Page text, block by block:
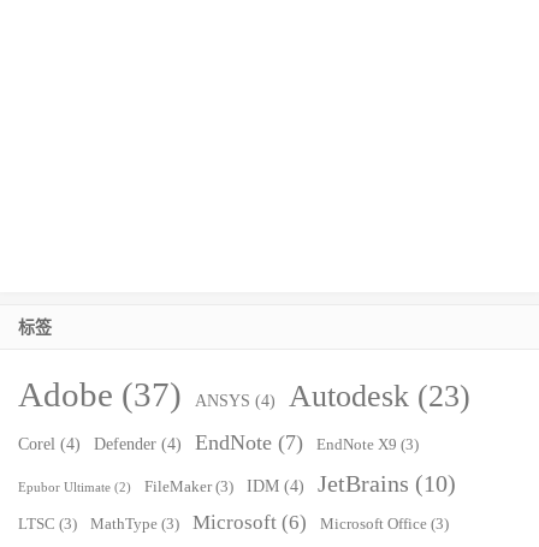
标签
Adobe (37) ANSYS (4) Autodesk (23)
Corel (4) Defender (4) EndNote (7) EndNote X9 (3)
Epubor Ultimate (2) FileMaker(3) IDM (4) JetBrains (10)
LTSC (3) MathType (3) Microsoft (6) Microsoft Office (3)